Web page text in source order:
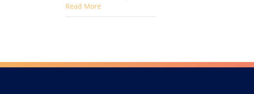
Read More